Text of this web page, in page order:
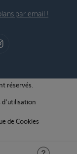
par email !
réservés.
d'utilisation
de Cookies